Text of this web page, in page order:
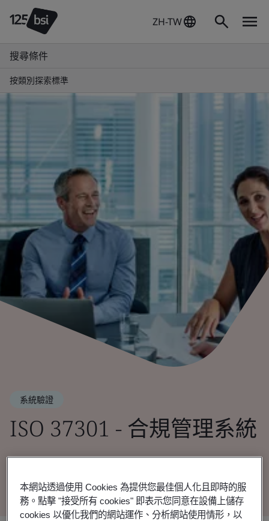
ZH-TW
搜尋條件
按類別探索標準
系統驗證
ISO 37301 - 合規管理系統
將道德和責任置於品牌價值的核心。
本網站透過使用 Cookies 為提供您最佳個人化且即時的服
務。點擊 "接受所有 cookies" 即表示您同意在設備上儲存
cookies 以優化我們的網站運作、分析網站使用情形，以